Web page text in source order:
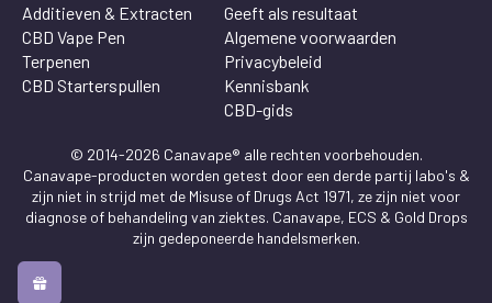
Additieven & Extracten
CBD Vape Pen
Terpenen
CBD Starterspullen
Geeft als resultaat
Algemene voorwaarden
Privacybeleid
Kennisbank
CBD-gids
© 2014-2026 Canavape® alle rechten voorbehouden.
Canavape-producten worden getest door een derde partij labo's &
zijn niet in strijd met de Misuse of Drugs Act 1971, ze zijn niet voor
diagnose of behandeling van ziektes. Canavape, ECS & Gold Drops
zijn gedeponeerde handelsmerken.